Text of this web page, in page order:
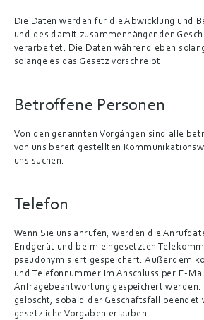
Die Daten werden für die Abwicklung und
und des damit zusammenhängenden
verarbeitet. Die Daten während eben
solange es das Gesetz vorschreibt.
Betroffene Personen
Von den genannten Vorgängen sind alle
von uns bereit gestellten
uns suchen.
Telefon
Wenn Sie uns anrufen, werden die
Endgerät und beim eingesetzten
pseudonymisiert gespeichert. Außerdem
und Telefonnummer im Anschluss per E-
Anfragebeantwortung gespeichert werden.
gelöscht, sobald der Geschäftsfall beendet
gesetzliche Vorgaben erlauben.